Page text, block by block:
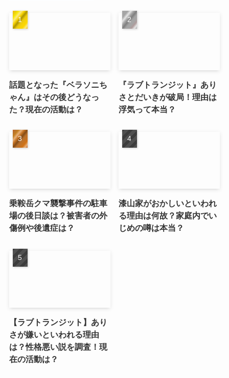
話題となった『ベラソニち
ゃん』はその後どうなっ
た？現在の活動は？
『ラブトランジット』あり
さとだいきが破局！理由は
浮気って本当？
乗鞍岳クマ襲撃事件の駐車
場の後日談は？被害者の外
傷例や後遺症は？
漆山家がおかしいといわれ
る理由は何故？家庭内でい
じめの噂は本当？
【ラブトランジット】あり
さが嫌いといわれる理由
は？性格悪い説を調査！現
在の活動は？